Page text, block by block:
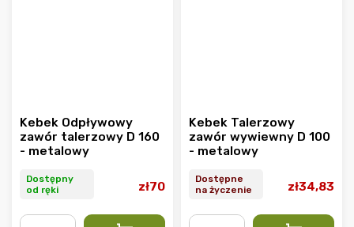
Kebek Odpływowy
zawór talerzowy D 160
- metalowy
Dostępny
od ręki
zł70
Kebek Talerzowy
zawór wywiewny D 100
- metalowy
Dostępne
na życzenie
zł34,83